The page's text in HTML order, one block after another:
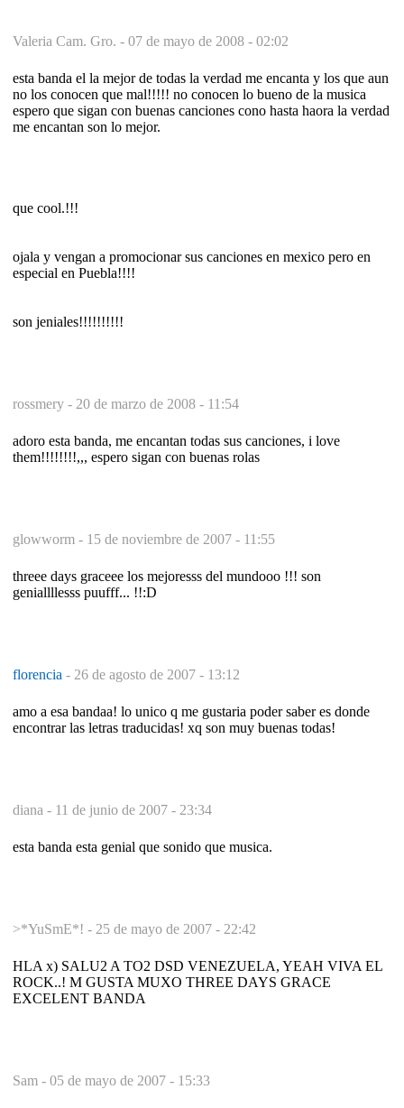
Valeria Cam. Gro. - 07 de mayo de 2008 - 02:02
esta banda el la mejor de todas la verdad me encanta y los que aun
no los conocen que mal!!!!! no conocen lo bueno de la musica
espero que sigan con buenas canciones cono hasta haora la verdad
me encantan son lo mejor.
que cool.!!!
ojala y vengan a promocionar sus canciones en mexico pero en
especial en Puebla!!!!
son jeniales!!!!!!!!!!
rossmery - 20 de marzo de 2008 - 11:54
adoro esta banda, me encantan todas sus canciones, i love
them!!!!!!!!,,, espero sigan con buenas rolas
glowworm - 15 de noviembre de 2007 - 11:55
threee days graceee los mejoresss del mundooo !!! son
geniallllesss puufff... !!:D
florencia - 26 de agosto de 2007 - 13:12
amo a esa bandaa! lo unico q me gustaria poder saber es donde
encontrar las letras traducidas! xq son muy buenas todas!
diana - 11 de junio de 2007 - 23:34
esta banda esta genial que sonido que musica.
>*YuSmE*! - 25 de mayo de 2007 - 22:42
HLA x) SALU2 A TO2 DSD VENEZUELA, YEAH VIVA EL
ROCK..! M GUSTA MUXO THREE DAYS GRACE
EXCELENT BANDA
Sam - 05 de mayo de 2007 - 15:33